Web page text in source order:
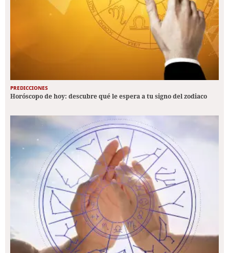
PREDICCIONES
Horóscopo de hoy: descubre qué le espera a tu signo del zodiaco